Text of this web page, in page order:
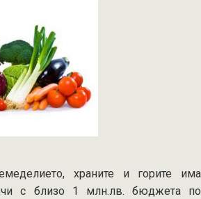
храните и горите има
с близо 1 млн.лв. бюджета по